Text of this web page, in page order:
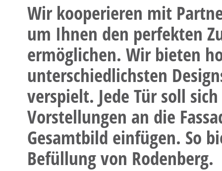
Wir kooperieren mit
um Ihnen den perfekten
ermöglichen. Wir bieten
unterschiedlichsten
verspielt. Jede Tür soll
Vorstellungen an die
Gesamtbild einfügen. So
Befüllung von Rodenberg.